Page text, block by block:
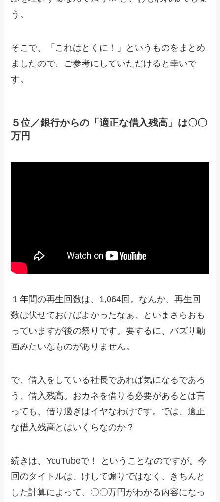
う。
そこで、「これはとくに！」というものをまとめ
ましたので、ご参考にしていただけると幸いで
す。
５位／銀行からの「適正な借入残高」は〇〇
万円
１年間の再生回数は、1,064回。なんか、再生回
数は伏せておけばよかったなぁ、といまさらおも
っていますが後の祭りです。要するに、バズり動
画みたいなものがありません。
で、借入をしている社長であれば気になるであろ
う、借入残高。おカネを借りる必要があるとは言
っても、借り過ぎはイヤなわけです。では、適正
な借入残高とはいくらなのか？
続きは、YouTubeで！ ということなのですが。今
回のタイトルは、けして煽りではなく、きちんと
した計算によって、〇〇万円がわかる内容になっ